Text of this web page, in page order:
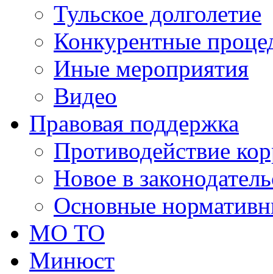
Тульское долголетие
Конкурентные
Иные мероприятия
Видео
Правовая поддержка
Противодействие
Новое в
Основные
МО ТО
Минюст